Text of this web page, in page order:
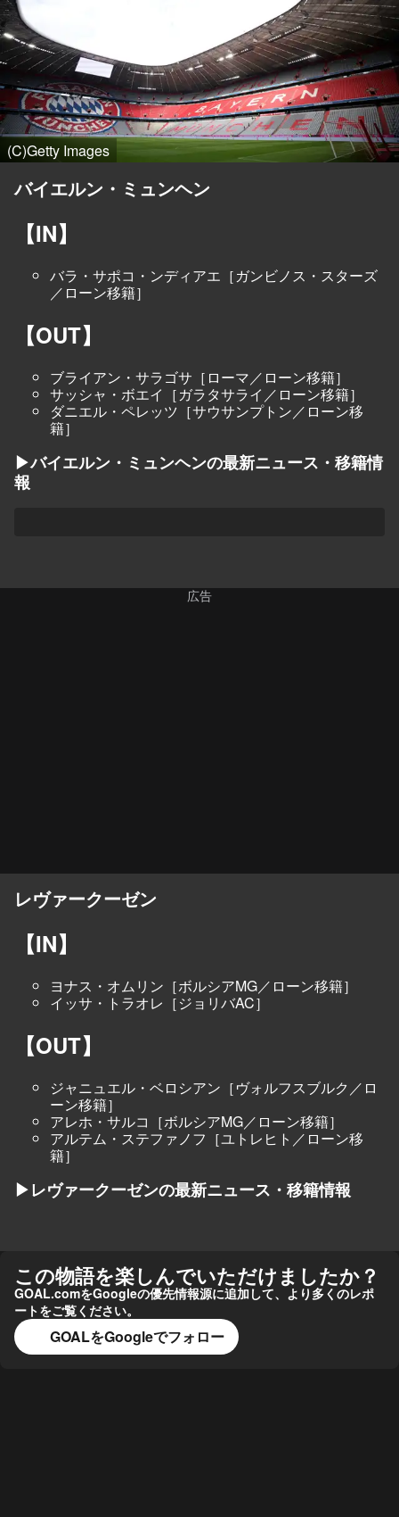
(C)Getty Images
バイエルン・ミュンヘン
【IN】
バラ・サポコ・ンディアエ［ガンビノス・スターズ
／ローン移籍］
【OUT】
ブライアン・サラゴサ［ローマ／ローン移籍］
サッシャ・ボエイ［ガラタサライ／ローン移籍］
ダニエル・ペレッツ［サウサンプトン／ローン移
籍］
▶バイエルン・ミュンヘンの最新ニュース・移籍情
報
レヴァークーゼン
【IN】
ヨナス・オムリン［ボルシアMG／ローン移籍］
イッサ・トラオレ［ジョリバAC］
【OUT】
ジャニュエル・ベロシアン［ヴォルフスブルク／ロ
ーン移籍］
アレホ・サルコ［ボルシアMG／ローン移籍］
アルテム・ステファノフ［ユトレヒト／ローン移
籍］
▶レヴァークーゼンの最新ニュース・移籍情報
この物語を楽しんでいただけましたか？
GOAL.comをGoogleの優先情報源に追加して、より多くのレポ
ートをご覧ください。
GOALをGoogleでフォロー